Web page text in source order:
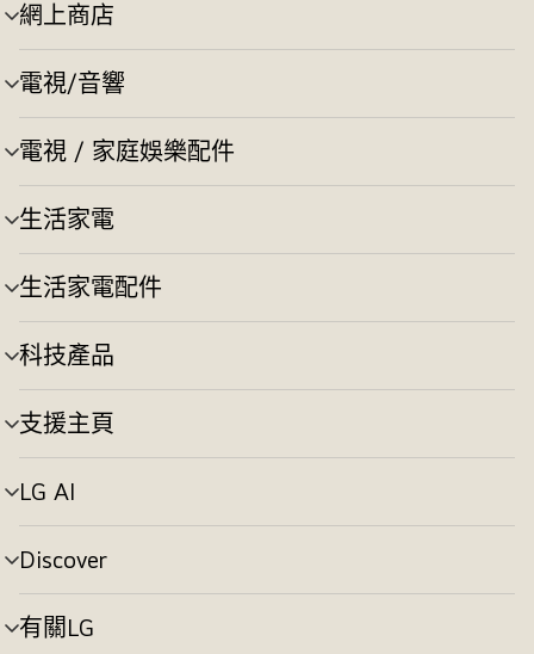
網上商店
選
單
切
換
電視/音響
選
單
切
換
電視 / 家庭娛樂配件
選
單
切
換
生活家電
選
單
切
換
生活家電配件
選
單
切
換
科技產品
選
單
切
換
支援主頁
選
單
切
換
LG AI
選
單
切
換
Discover
選
單
切
換
有關LG
選